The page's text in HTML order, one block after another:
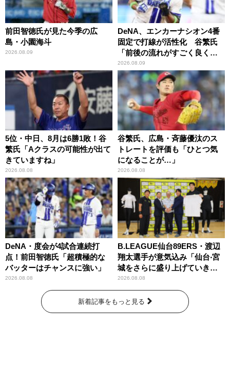
前田智徳氏が見た今季の広
島・小園海斗
2026.08.09
DeNA、エンカーナシオン4番
固定で打線が活性化 谷繁氏
「前後の流れがすごく良くな
りましたね」
2026.08.09
5位・中日、8月は6勝1敗！谷
繁氏「Aクラスの可能性が出て
きていますね」
2026.08.08
谷繁氏、広島・斉藤優汰のス
トレートを評価も「ひとつ気
になることが…」
2026.08.08
DeNA・度会が4試合連続打
点！前田智徳氏「超積極的な
バッターはチャンスに強い」
2026.08.08
B.LEAGUE仙台89ERS・渡辺
翔太選手が意気込み「仙台‧宮
城をさらに盛り上げていきた
いです」
2026.08.08
新着記事をもっと見る